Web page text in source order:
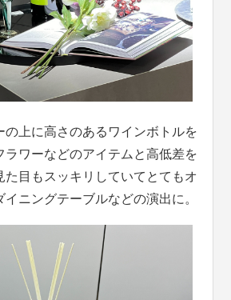
の上に高さのあるワインボトルを
ラワーなどのアイテムと高低差を
た目もスッキリしていてとてもオ
ニングテーブルなどの演出に。